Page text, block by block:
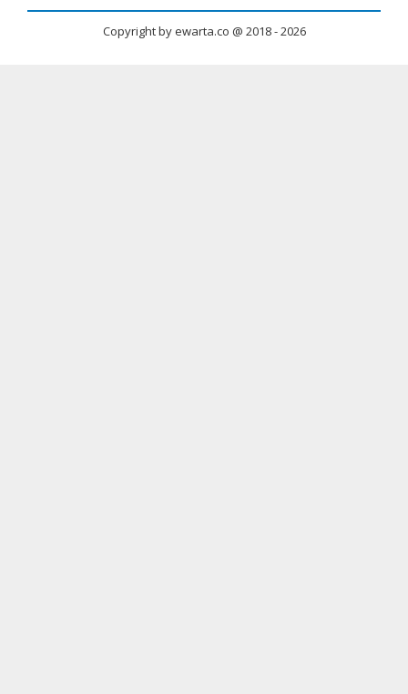
Copyright by ewarta.co @ 2018 -2026